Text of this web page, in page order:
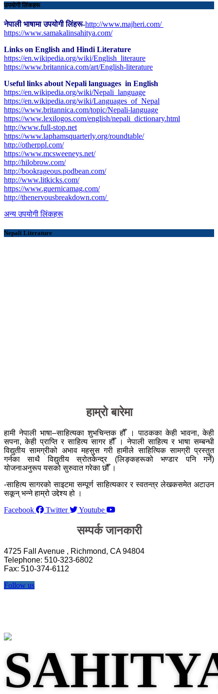
उपयोगी लिंकहरू
नेपाली भाषामा उपयोगी लिंहरू-http://www.majheri.com/
https://www.samakalinsahitya.com/
Links on English and Hindi Literature
https://en.wikipedia.org/wiki/English_literaure
https://www.britannica.com/art/English-literature
Useful links about Nepali languages in English
https://en.wikipedia.org/wiki/Nepali_language
https://en.wikipedia.org/wiki/Languages_of_Nepal
https://www.britannica.com/topic/Nepali-language
https://www.lexilogos.com/english/nepali_dictionary.html
​http://www.full-stop.net
https://www.laphamsquarterly.org/roundtable/
http://otherppl.com/
https://www.mcsweeneys.net/
http://hilobrow.com/
http://bookrageous.podbean.com/
http://www.litkicks.com/
https://www.guernicamag.com/
http://thenervousbreakdown.com/
अन्य उपयोगी लिंकहरू
Nepali Literature
हाम्रो बारेमा
हामी नेपाली भाषा–साहित्यका शुभचिन्तक हौँ । पाठकका केही भावना, केही
सपना, केही प्राप्ति र साहित्य सागर हौँ । नेपाली साहित्य र भाषा सम्बन्धी
विद्युतीय सामग्रीको अभाव महसुस गरी हामीले साहित्यिक सामग्री प्रस्तुत
गर्नका साथै विद्युतीय स्रोतकेन्द्र (लिङ्कहरूको भण्डार पनि गर्ने)
योजनाअनुरूप यसको सुरुवात गरेका छौँ ।
-साहित्य सागरको साइटमा सम्पूर्ण साहित्यकार र स्वतन्त्र लेखकसमेत अटाउन
सकून् भन्ने हाम्रो उद्देश्य हो ।
Facebook
Twitter Youtube
सम्पर्क जानकारी
4725 Fall Avenue , Richmond, CA 94804
Telephone: 510-323-6802
Fax: 510-374-6112
Follow us